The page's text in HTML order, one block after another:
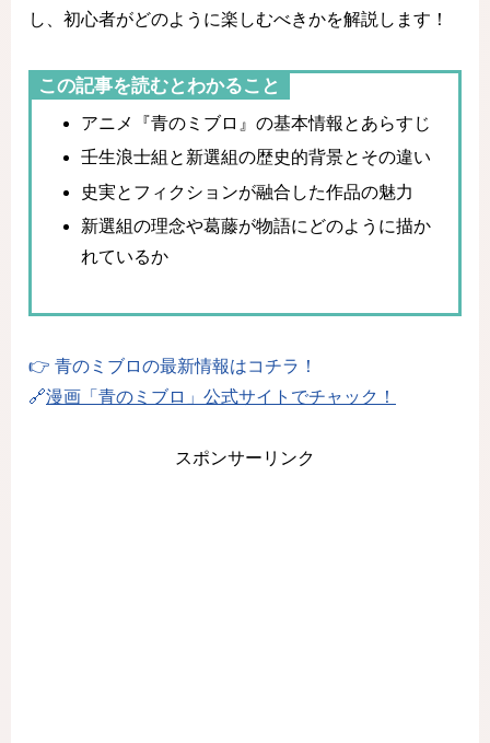
し、初心者がどのように楽しむべきかを解説します！
この記事を読むとわかること
アニメ『青のミブロ』の基本情報とあらすじ
壬生浪士組と新選組の歴史的背景とその違い
史実とフィクションが融合した作品の魅力
新選組の理念や葛藤が物語にどのように描か
れているか
👉 青のミブロの最新情報はコチラ！
🔗漫画「青のミブロ」公式サイトでチャック！
スポンサーリンク